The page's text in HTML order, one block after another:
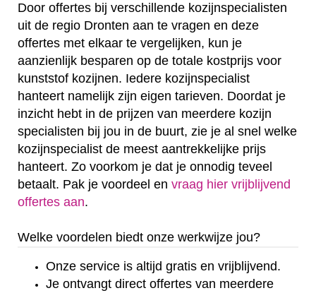
Door offertes bij verschillende kozijnspecialisten
uit de regio Dronten aan te vragen en deze
offertes met elkaar te vergelijken, kun je
aanzienlijk besparen op de totale kostprijs voor
kunststof kozijnen. Iedere kozijnspecialist
hanteert namelijk zijn eigen tarieven. Doordat je
inzicht hebt in de prijzen van meerdere kozijn
specialisten bij jou in de buurt, zie je al snel welke
kozijnspecialist de meest aantrekkelijke prijs
hanteert. Zo voorkom je dat je onnodig teveel
betaalt. Pak je voordeel en vraag hier vrijblijvend
offertes aan.
Welke voordelen biedt onze werkwijze jou?
Onze service is altijd gratis en vrijblijvend.
Je ontvangt direct offertes van meerdere